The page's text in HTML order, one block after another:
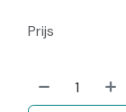
Prijs